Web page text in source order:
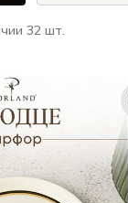
32 шт.